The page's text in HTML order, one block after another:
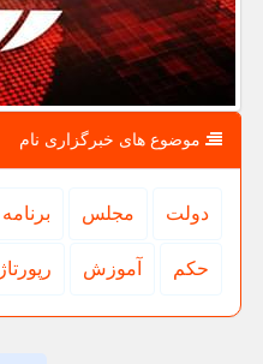
موضوع های خبرگزاری نام
دولت مجلس برنامه
حكم آموزش رپورتاژ